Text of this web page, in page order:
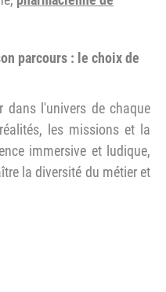
parcours : le choix de
l'univers de chaque
les missions et la
immersive et ludique,
la diversité du métier et